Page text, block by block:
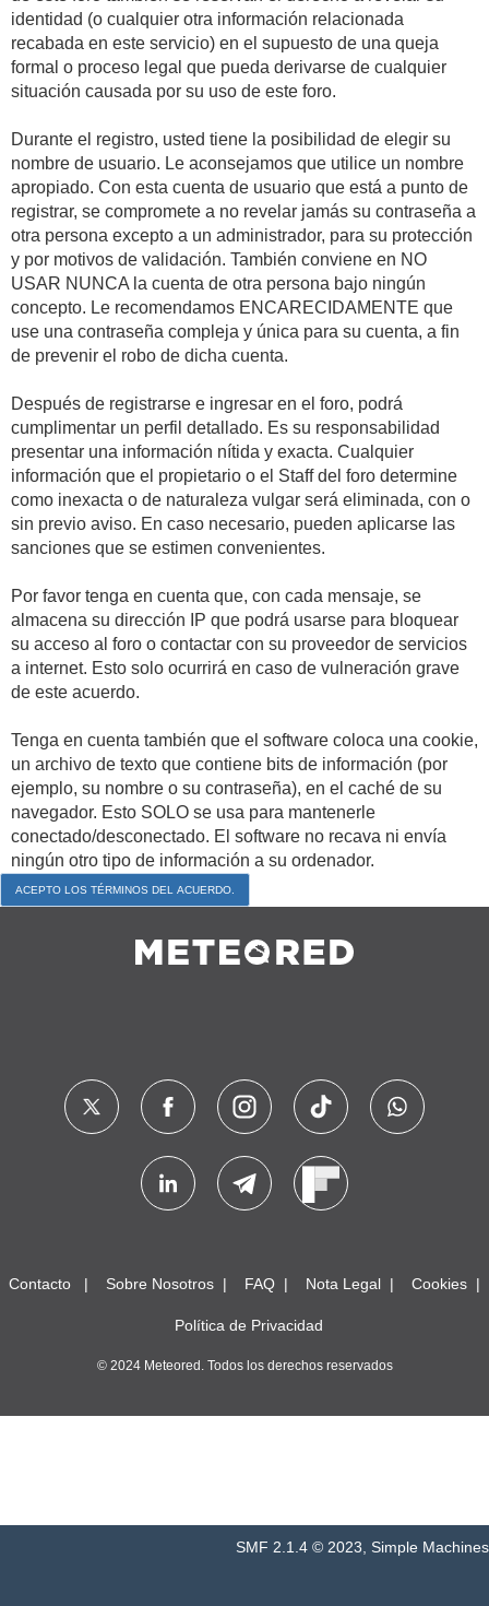
identidad (o cualquier otra información relacionada
recabada en este servicio) en el supuesto de una queja
formal o proceso legal que pueda derivarse de cualquier
situación causada por su uso de este foro.
Durante el registro, usted tiene la posibilidad de elegir su
nombre de usuario. Le aconsejamos que utilice un nombre
apropiado. Con esta cuenta de usuario que está a punto de
registrar, se compromete a no revelar jamás su contraseña a
otra persona excepto a un administrador, para su protección
y por motivos de validación. También conviene en NO
USAR NUNCA la cuenta de otra persona bajo ningún
concepto. Le recomendamos ENCARECIDAMENTE que
use una contraseña compleja y única para su cuenta, a fin
de prevenir el robo de dicha cuenta.
Después de registrarse e ingresar en el foro, podrá
cumplimentar un perfil detallado. Es su responsabilidad
presentar una información nítida y exacta. Cualquier
información que el propietario o el Staff del foro determine
como inexacta o de naturaleza vulgar será eliminada, con o
sin previo aviso. En caso necesario, pueden aplicarse las
sanciones que se estimen convenientes.
Por favor tenga en cuenta que, con cada mensaje, se
almacena su dirección IP que podrá usarse para bloquear
su acceso al foro o contactar con su proveedor de servicios
a internet. Esto solo ocurrirá en caso de vulneración grave
de este acuerdo.
Tenga en cuenta también que el software coloca una cookie,
un archivo de texto que contiene bits de información (por
ejemplo, su nombre o su contraseña), en el caché de su
navegador. Esto SOLO se usa para mantenerle
conectado/desconectado. El software no recava ni envía
ningún otro tipo de información a su ordenador.
Contacto Sobre Nosotros FAQ Nota Legal Cookies
Política de Privacidad
© 2024 Meteored. Todos los derechos reservados
SMF 2.1.4 © 2023 Simple Machines